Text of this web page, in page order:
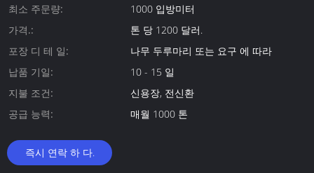
최소 주문량:
1000 입방미터
가격.:
톤 당 1200 달러.
포장 디 테 일:
나무 두루마리 또는 요구 에 따라
납품 기일:
10 - 15 일
지불 조건:
신용장, 전신환
공급 능력:
매월 1000 톤
즉시 연락 하 다.